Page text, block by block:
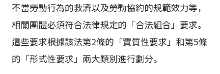
不當勞動行為的救濟以及勞動協約的規範效力等，
相關團體必須符合法律規定的「合法組合」要求。
這些要求根據該法第2條的「實質性要求」和第5條
的「形式性要求」兩大類別進行劃分。